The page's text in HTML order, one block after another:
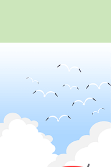
ンキングで
になりまし
キングで
になりま
になりました！